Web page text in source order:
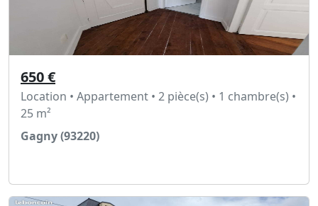
650 €
Location • Appartement • 2 pièce(s) • 1 chambre(s) •
25 m²
Gagny (93220)